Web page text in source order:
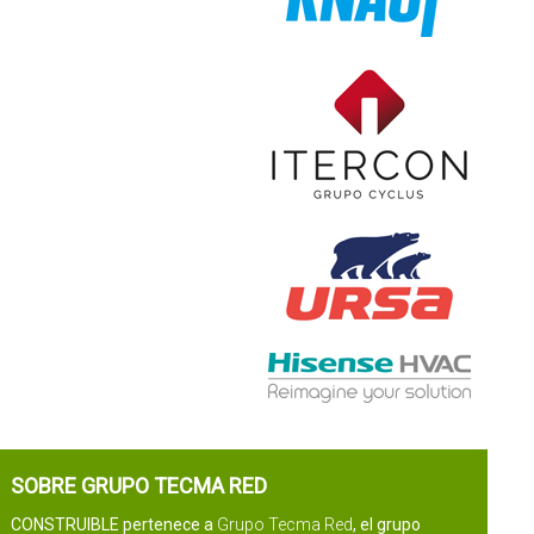
SOBRE GRUPO TECMA RED
CONSTRUIBLE pertenece a Grupo Tecma Red, el grupo